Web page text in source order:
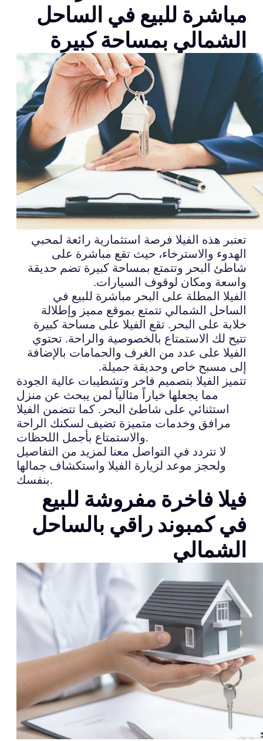
مباشرة للبيع في الساحل
الشمالي بمساحة كبيرة
تعتبر هذه الفيلا فرصة استثمارية رائعة لمحبي
الهدوء والاسترخاء، حيث تقع مباشرة على
شاطئ البحر وتتمتع بمساحة كبيرة تضم حديقة
واسعة ومكان لوقوف السيارات.
الفيلا المطلة على البحر مباشرة للبيع في
الساحل الشمالي تتمتع بموقع مميز وإطلالة
خلابة على البحر. تقع الفيلا على مساحة كبيرة
تتيح لك الاستمتاع بالخصوصية والراحة. تحتوي
الفيلا على عدد من الغرف والحمامات بالإضافة
إلى مسبح خاص وحديقة جميلة.
تتميز الفيلا بتصميم فاخر وتشطيبات عالية الجودة
مما يجعلها خياراً مثالياً لمن يبحث عن منزل
استثنائي على شاطئ البحر. كما تتضمن الفيلا
مرافق وخدمات متميزة تضيف لسكنك الراحة
والاستمتاع بأجمل اللحظات.
لا تتردد في التواصل معنا لمزيد من التفاصيل
ولحجز موعد لزيارة الفيلا واستكشاف جمالها
بنفسك.
فيلا فاخرة مفروشة للبيع
في كمبوند راقي بالساحل
الشمالي